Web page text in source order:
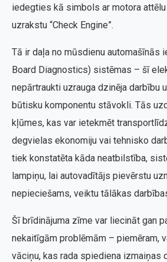
iedegties kā simbols ar motora
uzrakstu “Check Engine”.
Tā ir daļa no mūsdienu automašīnās
Board Diagnostics) sistēmas – šī
nepārtraukti uzrauga dzinēja darbību
būtisku komponentu stāvokli. Tās
kļūmes, kas var ietekmēt
degvielas ekonomiju vai tehnisko
tiek konstatēta kāda neatbilstība,
lampiņu, lai autovadītājs pievērstu
nepieciešams, veiktu tālākas
Šī brīdinājuma zīme var liecināt gan
nekaitīgām problēmām – piemēram,
vāciņu, kas rada spiediena izmaiņas